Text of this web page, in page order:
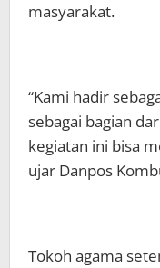
masyarakat.
“Kami hadir
sebagai bagian
kegiatan ini bisa
ujar Danpos
Tokoh agama